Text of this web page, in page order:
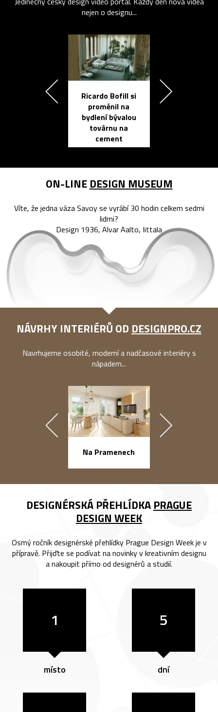
nejen o designu...
Ricardo Bofill si
proměnil na
bydlení bývalou
továrnu na
cement
ON-LINE DESIGN MUSEUM
Víte, že jedna váza Savoy se vyrábí 30 hodin celkem sedmi
lidmi?
Design 1936, Alvar Aalto, Iittala
NÁVRHY INTERIÉRŮ OD DESIGNPRO.CZ
Navrhujeme osobité, moderní a nadčasové interiéry s
nápadem...
Na Pramenech
DESIGNÉRSKÁ PŘEHLÍDKA PRAGUE
DESIGN WEEK
Osmý ročník designérské přehlídky Prague Design Week je v
přípravě. Přijďte se podívat na novinky v kreativním designu
a nakoupit přímo od designérů a studií.
1
místo
5
dní